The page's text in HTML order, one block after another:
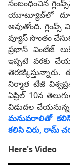
సంబంధించిన
యూట్యూబ్‌లో
అవుతోంది.
వ్యూస్ సొంతం
ప్రభాస్ వింటేజ్
ఇప్పటి వరకు
నిర్మాత టీజీ
ఏప్రిల్ 10న
విడుదల
మ‌నువ‌రాలితో క‌లిసి
క‌లిసి చిరు, రామ్
Here's Video